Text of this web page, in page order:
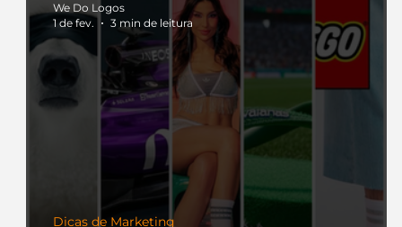
Dicas de Marketing
We Do Logos
1 de fev.
3 min de leitura